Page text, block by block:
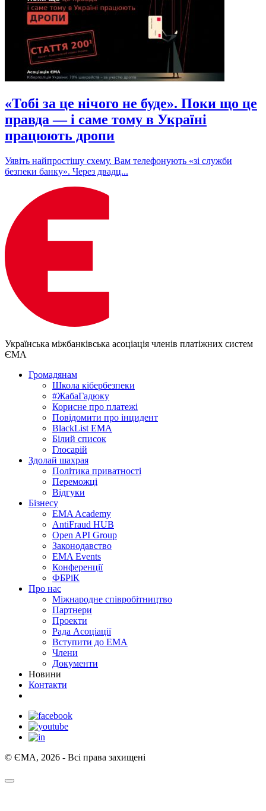
«Тобі за це нічого не буде». Поки що це
правда — і саме тому в Україні
працюють дропи
Уявіть найпростішу схему. Вам телефонують «зі служби
безпеки банку». Через двадц...
Українська міжбанківська асоціація членів платіжних систем
ЄМА
Громадянам
Школа кібербезпеки
#ЖабаГадюку
Корисне про платежі
Повідомити про інцидент
BlackList EMA
Білий список
Глосарій
Здолай шахрая
Політика приватності
Переможцi
Відгуки
Бізнесу
EMA Academy
AntiFraud HUB
Open API Group
Законодавство
EMA Events
Конференції
ФБРіК
Про нас
Міжнародне співробітництво
Партнери
Проекти
Рада Асоціації
Вступити до ЕМА
Члени
Документи
Новини
Контакти
© ЄМА, 2026 - Всі права захищені